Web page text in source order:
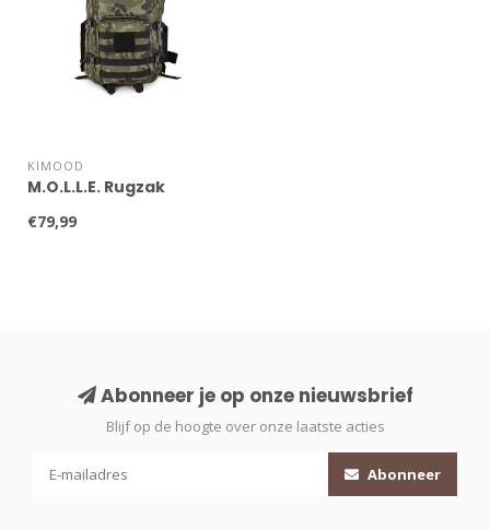
KIMOOD
M.O.L.L.E. Rugzak
€79,99
Abonneer je op onze nieuwsbrief
Blijf op de hoogte over onze laatste acties
Abonneer